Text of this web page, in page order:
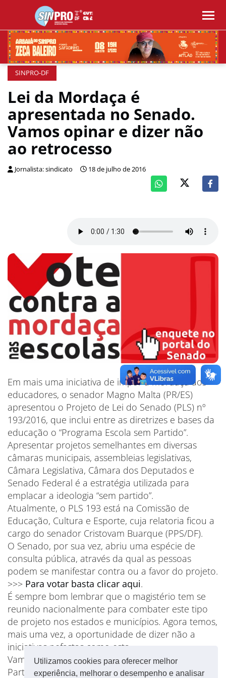
Utilizamos cookies para oferecer melhor
experiência, melhorar o desempenho e analisar
SINPRO-DF
Lei da Mordaça é
apresentada no Senado.
Vamos opinar e dizer não
ao retrocesso
Jornalista: sindicato 18 de julho de 2016
Em mais uma iniciativa de impor a mordaça aos
educadores, o senador Magno Malta (PR/ES)
apresentou o Projeto de Lei do Senado (PLS) nº
193/2016, que inclui entre as diretrizes e bases da
educação o “Programa Escola sem Partido”.
Apresentar projetos semelhantes em diversas
câmaras municipais, assembleias legislativas,
Câmara Legislativa, Câmara dos Deputados e
Senado Federal é a estratégia utilizada para
emplacar a ideologia “sem partido”.
Atualmente, o PLS 193 está na Comissão de
Educação, Cultura e Esporte, cuja relatoria ficou a
cargo do senador Cristovam Buarque (PPS/DF).
O Senado, por sua vez, abriu uma espécie de
consulta pública, através da qual as pessoas
podem se manifestar contra ou a favor do projeto.
>>> Para votar basta clicar aqui.
É sempre bom lembrar que o magistério tem se
reunido nacionalmente para combater este tipo
de projeto nos estados e municípios. Agora temos,
mais uma vez, a oportunidade de dizer não a
iniciativas nefastas como esta.
Vamos dizer não à Lei da Mordaça e à Escola sem
Partido!